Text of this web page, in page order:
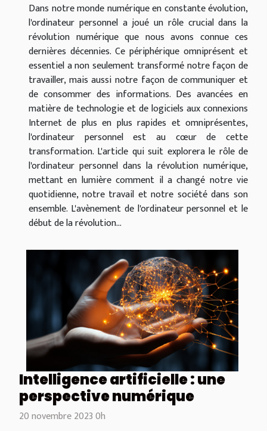
Dans notre monde numérique en constante évolution,
l'ordinateur personnel a joué un rôle crucial dans la
révolution numérique que nous avons connue ces
dernières décennies. Ce périphérique omniprésent et
essentiel a non seulement transformé notre façon de
travailler, mais aussi notre façon de communiquer et
de consommer des informations. Des avancées en
matière de technologie et de logiciels aux connexions
Internet de plus en plus rapides et omniprésentes,
l'ordinateur personnel est au cœur de cette
transformation. L'article qui suit explorera le rôle de
l'ordinateur personnel dans la révolution numérique,
mettant en lumière comment il a changé notre vie
quotidienne, notre travail et notre société dans son
ensemble. L'avènement de l'ordinateur personnel et le
début de la révolution...
Intelligence artificielle : une
perspective numérique
20 novembre 2023 0h